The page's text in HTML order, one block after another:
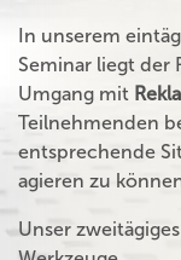
In unserem
Seminar liegt der
Umgang mit
Teilnehmenden
entsprechende
agieren zu
Unser